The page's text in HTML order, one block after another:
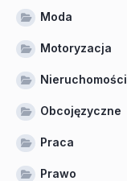
Moda
Motoryzacja
Nieruchomości
Obcojęzyczne
Praca
Prawo